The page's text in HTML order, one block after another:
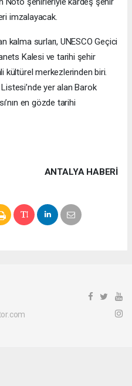
imzalayacak.
kalma surları, UNESCO Geçici
Kalesi ve tarihi şehir
kültürel merkezlerinden biri.
yer alan Barok
en gözde tarihi
ANTALYA HABERİ